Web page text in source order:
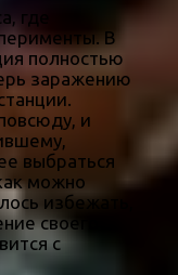
где
В
полностью
заражению
и
выбраться
можно
избежать,
своего
с